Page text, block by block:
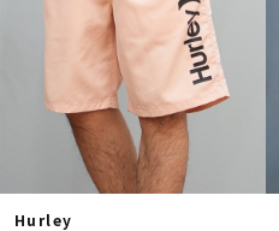
Hurley